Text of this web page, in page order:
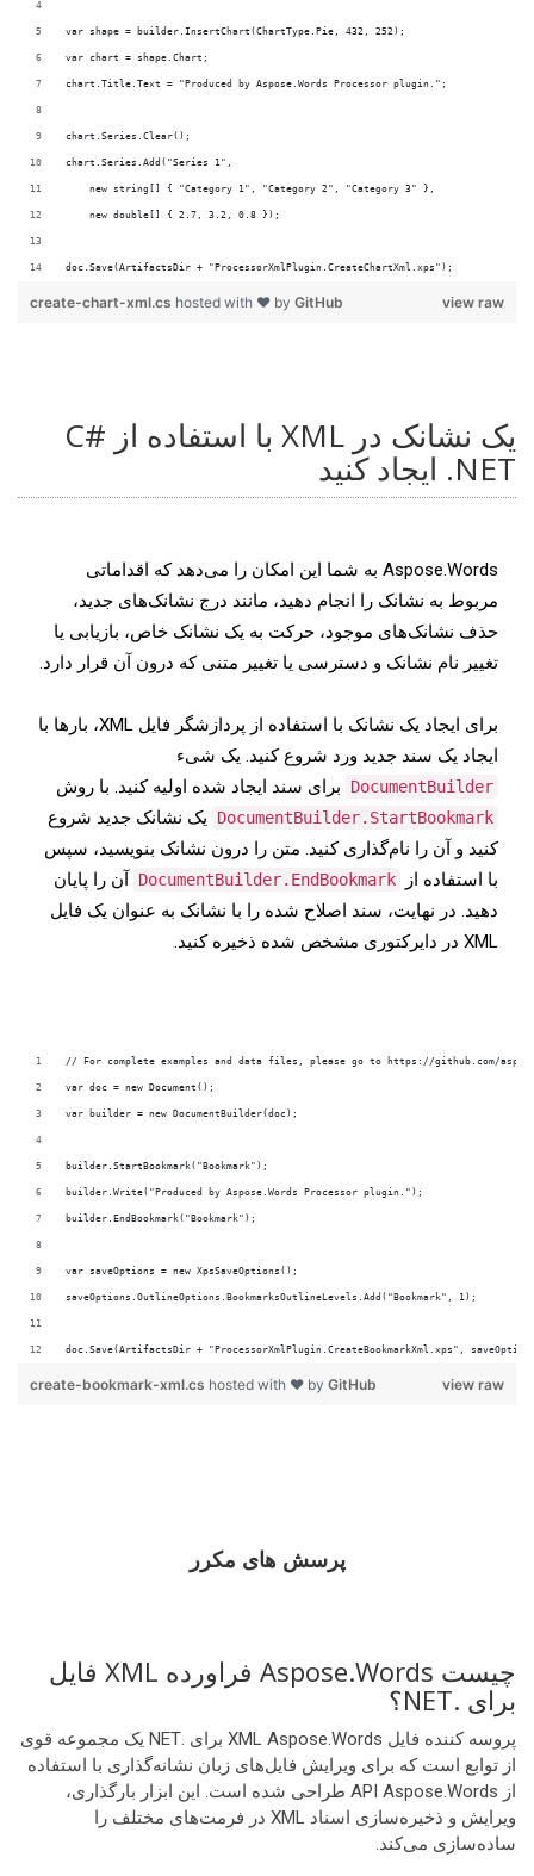
doc.Save(ArtifactsDir + "ProcessorXmlPlugin.CreateChartXml.xps");
view raw
create-chart-xml.cs hosted with ❤ by GitHub
یک نشانک در XML با استفاده از C#
.NET ایجاد کنید
Aspose.Words به شما این امکان را می‌دهد که اقداماتی
مربوط به نشانک را انجام دهید، مانند درج نشانک‌های جدید،
حذف نشانک‌های موجود، حرکت به یک نشانک خاص، بازیابی یا
تغییر نام نشانک و دسترسی یا تغییر متنی که درون آن قرار دارد.
برای ایجاد یک نشانک با استفاده از پردازشگر فایل XML، بارها با
ایجاد یک سند جدید ورد شروع کنید. یک شیء
DocumentBuilder برای سند ایجاد شده اولیه کنید. با روش
DocumentBuilder.StartBookmark
یک نشانک جدید شروع
کنید و آن را نام‌گذاری کنید. متن را درون نشانک بنویسید، سپس
با استفاده از
DocumentBuilder.EndBookmark
آن را پایان
دهید. در نهایت، سند اصلاح شده را با نشانک به عنوان یک فایل
XML در دایرکتوری مشخص شده ذخیره کنید.
doc.Save(ArtifactsDir + "ProcessorXmlPlugin.CreateBookmarkXml.xps",
view raw
create-bookmark-xml.cs hosted with ❤ by GitHub
پرسش های مکرر
چیست Aspose.Words فراورده XML فایل
برای .NET؟
پروسه کننده فایل XML Aspose.Words برای .NET یک مجموعه قوی
از توابع است که برای ویرایش فایل‌های زبان نشانه‌گذاری با استفاده
از API Aspose.Words طراحی شده است. این ابزار بارگذاری،
ویرایش و ذخیره‌سازی اسناد XML در فرمت‌های مختلف را
ساده‌سازی می‌کند.